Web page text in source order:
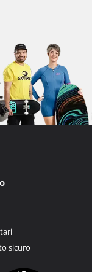
sicuro